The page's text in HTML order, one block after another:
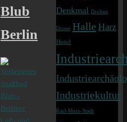
Blub
Berlin
Denkmal Drohne
Drone Halle Harz
Hotel
Industriekultur
Karl-Marx-Stadt